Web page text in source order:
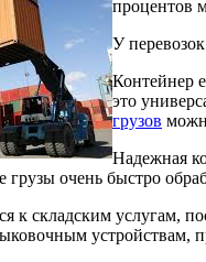
процентов
У
Контейнер
это
грузов
Надежная
очень быстро
к складским услугам,
устройствам,